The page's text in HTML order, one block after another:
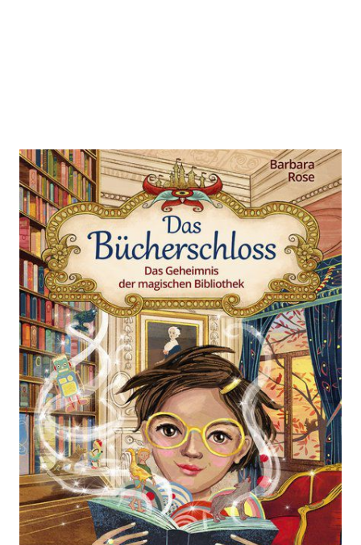
Das Bücherschloss - Das
Geheimnis der magischen
Bibliothek
Zur Wunschliste hinzufügen
Zauberhaftes Kinderbuch für Mädchen und Jungen
ab 8 Jahre
VonBarbara Rose
Verlag: Loewe 10.02.2021
Buch 160 Seiten
Hardcover
ISBN: 978-3-
74320656-4